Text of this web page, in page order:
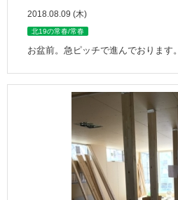
2018.08.09 (木)
北19の常春/常春
お盆前。急ピッチで進んでおります。